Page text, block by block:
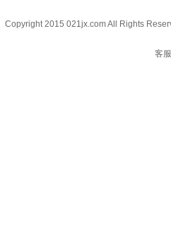
Copyright 2015 021jx.com All Rights
客